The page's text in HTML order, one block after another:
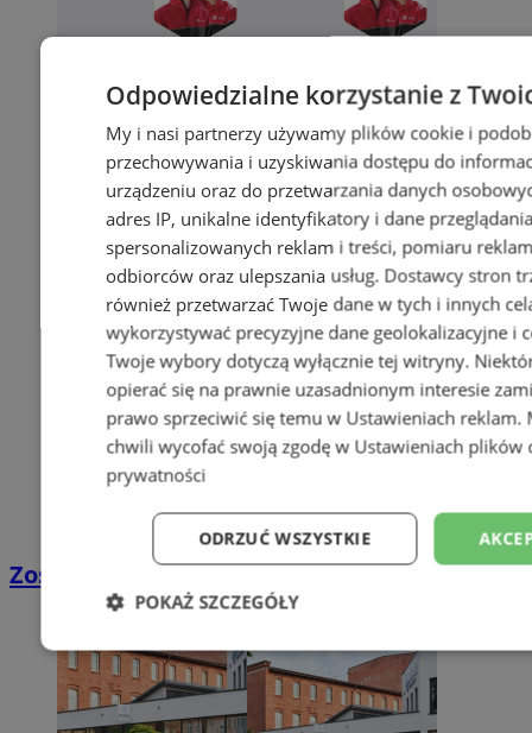
Zostań kierowcą w DPD
Odpowiedzialne korzystanie z
My i nasi partnerzy używamy plików cookie i
przechowywania i uzyskiwania dostępu do
urządzeniu oraz do przetwarzania danych
adres IP, unikalne identyfikatory i dane
spersonalizowanych reklam i treści, pomiaru
odbiorców oraz ulepszania usług. Dostawcy stron
również przetwarzać Twoje dane w tych i innych
wykorzystywać precyzyjne dane geolokalizacyjne i
Twoje wybory dotyczą wyłącznie tej witryny.
opierać się na prawnie uzasadnionym interesie
prawo sprzeciwić się temu w Ustawieniach reklam.
chwili wycofać swoją zgodę w Ustawieniach plików
prywatności
ODRZUĆ WSZYSTKIE
POKAŻ SZCZEGÓŁY
Niezbędne Wydajność